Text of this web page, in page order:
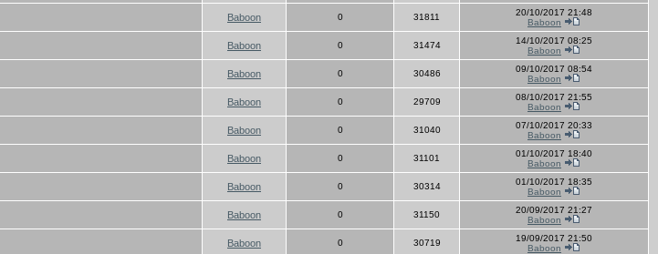
Baboon 0 31811
20/10/2017 21:48
Baboon
Baboon 0 31474
14/10/2017 08:25
Baboon
Baboon 0 30486
09/10/2017 08:54
Baboon
Baboon 0 29709
08/10/2017 21:55
Baboon
Baboon 0 31040
07/10/2017 20:33
Baboon
Baboon 0 31101
01/10/2017 18:40
Baboon
Baboon 0 30314
01/10/2017 18:35
Baboon
Baboon 0 31150
20/09/2017 21:27
Baboon
Baboon 0 30719
19/09/2017 21:50
Baboon